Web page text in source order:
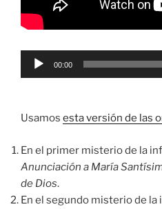
Reproductor
00:00
Usamos esta versión de las
En el primer misterio de la
Anunciación a María
de Dios.
En el segundo misterio de